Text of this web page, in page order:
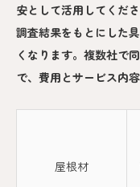
安として活用してくだ
調査結果をもとにした
くなります。複数社で
で、費用とサービス内
屋根材